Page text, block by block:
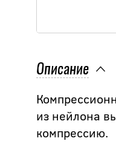
Описание
из нейлона
компрессию.